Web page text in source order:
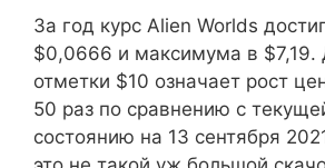
За год курс Alien Worlds
$0,0666 и максимума в $7,19.
отметки $10 означает рост
50 раз по сравнению с
состоянию на 13 сентября